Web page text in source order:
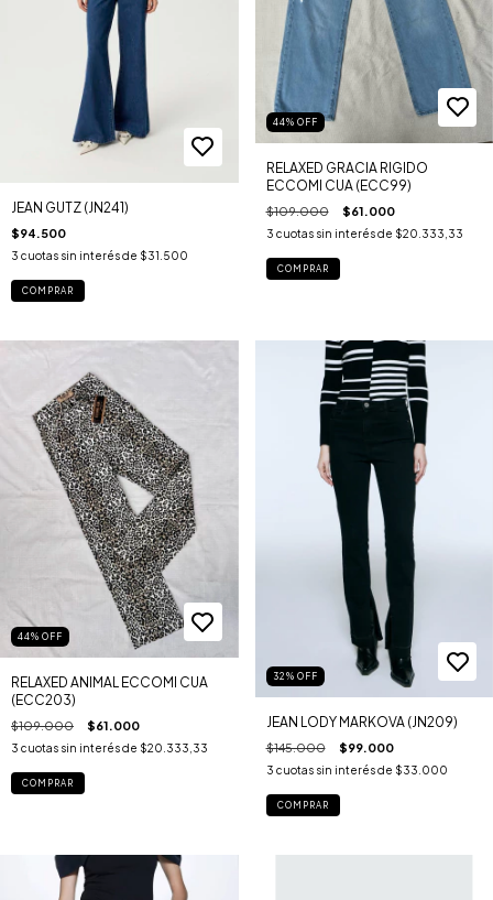
JEAN GUTZ (JN241)
$94.500
3 cuotas sin interés de $31.500
COMPRAR
44% OFF
RELAXED GRACIA RIGIDO
ECCOMI CUA (ECC99)
$109.000 $61.000
3 cuotas sin interés de $20.333,33
COMPRAR
44% OFF
RELAXED ANIMAL ECCOMI CUA
(ECC203)
$109.000 $61.000
3 cuotas sin interés de $20.333,33
COMPRAR
32 % OFF
JEAN LODY MARKOVA (JN209)
$145.000 $99.000
3 cuotas sin interés de $33.000
COMPRAR